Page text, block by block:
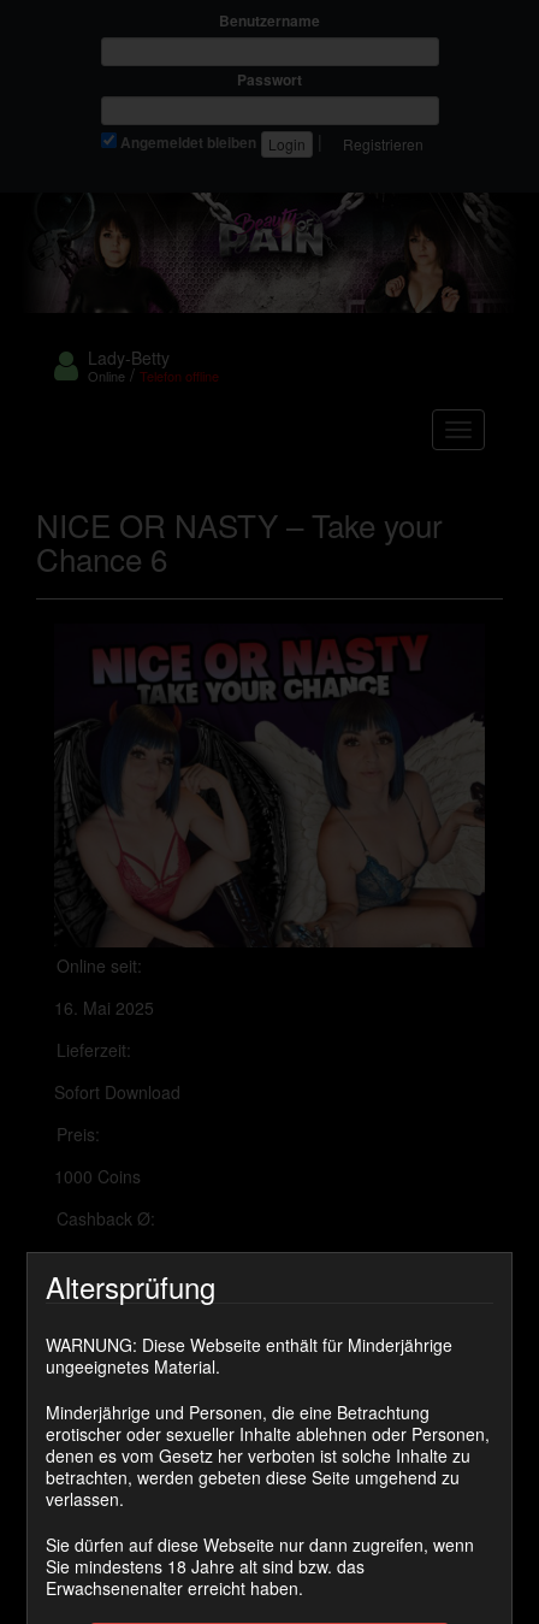
Benutzername
Passwort
Angemeldet bleiben Registrieren
Lady-Betty
Online /Telefon offline
NICE OR NASTY – Take your
Chance 6
Online seit:
16. Mai 2025
Lieferzeit:
Sofort Download
Preis:
1000 Coins
Cashback Ø:
50 Coins
JETZT KAUFEN
NICE OR NASTY – Take
your Chance
und Hölle? Nice or Nasty ähnelt dem ganzen ist
aber wesentlich aufwendiger gestaltet.
Altersprüfung
WARNUNG: Diese Webseite enthält für Minderjährige
ungeeignetes Material.
Minderjährige und Personen, die eine Betrachtung
erotischer oder sexueller Inhalte ablehnen oder Personen,
denen es vom Gesetz her verboten ist solche Inhalte zu
betrachten, werden gebeten diese Seite umgehend zu
verlassen.
Sie dürfen auf diese Webseite nur dann zugreifen, wenn
Sie mindestens 18 Jahre alt sind bzw. das
Erwachsenenalter erreicht haben.